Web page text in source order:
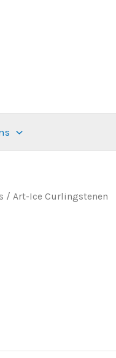
/ Art-Ice Curlingstenen